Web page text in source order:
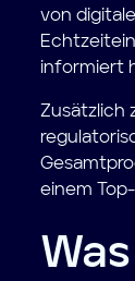
von
informiert
Zusätzlich
einem